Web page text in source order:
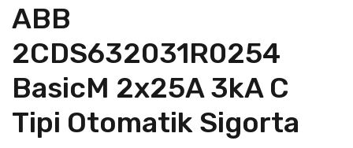
ABB
2CDS632031R0254
BasicM 2x25A 3kA C
Tipi Otomatik Sigorta